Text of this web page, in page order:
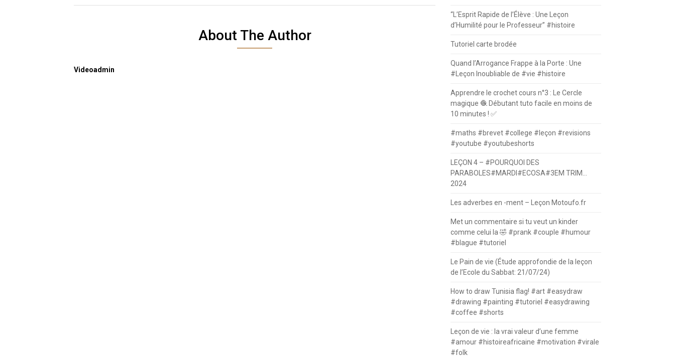
About The Author
Videoadmin
“L’Esprit Rapide de l’Élève : Une Leçon
d’Humilité pour le Professeur” #histoire
Tutoriel carte brodée
Quand l’Arrogance Frappe à la Porte : Une
#Leçon Inoubliable de #vie #histoire
Apprendre le crochet cours n°3 : Le Cercle
magique 🧶 Débutant tuto facile en moins de
10 minutes ! ✅
#maths #brevet #college #leçon #revisions
#youtube #youtubeshorts
LEÇON 4 – #POURQUOI DES
PARABOLES#MARDI#ECOSA#3EM TRIM…
2024
Les adverbes en -ment – Leçon Motoufo.fr
Met un commentaire si tu veut un kinder
comme celui la 🤣 #prank #couple #humour
#blague #tutoriel
Le Pain de vie (Étude approfondie de la leçon
de l’Ecole du Sabbat: 21/07/24)
How to draw Tunisia flag! #art #easydraw
#drawing #painting #tutoriel #easydrawing
#coffee #shorts
Leçon de vie : la vrai valeur d’une femme
#amour #histoireafricaine #motivation #virale
#folk